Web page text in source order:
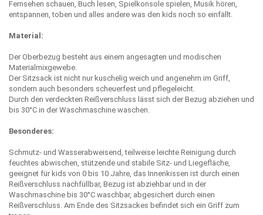
Fernsehen schauen, Buch lesen, Spielkonsole spielen, Musik hören,
entspannen, toben und alles andere was den kids noch so einfällt.
Material:
Der Oberbezug besteht aus einem angesagten und modischen
Materialmixgewebe.
Der Sitzsack ist nicht nur kuschelig weich und angenehm im Griff,
sondern auch besonders scheuerfest und pflegeleicht.
Durch den verdeckten Reißverschluss lässt sich der Bezug abziehen und
bis 30°C in der Waschmaschine waschen.
Besonderes:
Schmutz- und Wasserabweisend, teilweise leichte Reinigung durch
feuchtes abwischen, stützende und stabile Sitz- und Liegefläche,
geeignet für kids von 0 bis 10 Jahre, das Innenkissen ist durch einen
Reißverschluss nachfüllbar, Bezug ist abziehbar und in der
Waschmaschine bis 30°C waschbar, abgesichert durch einen
Reißverschluss. Am Ende des Sitzsackes befindet sich ein Griff zum